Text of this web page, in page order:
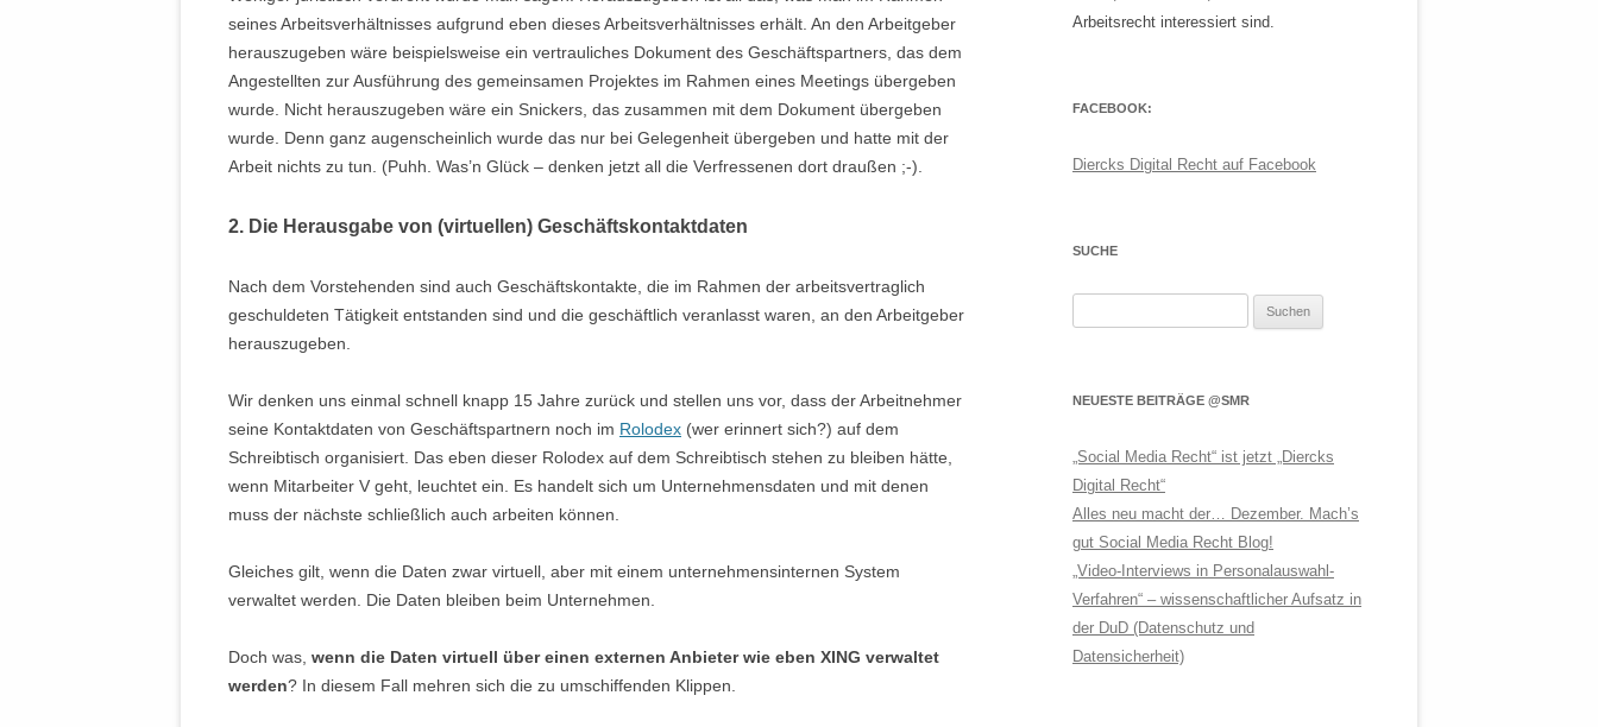
seines Arbeitsverhältnisses aufgrund eben dieses Arbeitsverhältnisses erhält. An den Arbeitgeber
herauszugeben wäre beispielsweise ein vertrauliches Dokument des Geschäftspartners, das dem
Angestellten zur Ausführung des gemeinsamen Projektes im Rahmen eines Meetings übergeben
wurde. Nicht herauszugeben wäre ein Snickers, das zusammen mit dem Dokument übergeben
wurde. Denn ganz augenscheinlich wurde das nur bei Gelegenheit übergeben und hatte mit der
Arbeit nichts zu tun. (Puhh. Was’n Glück – denken jetzt all die Verfressenen dort draußen ;-).
2. Die Herausgabe von (virtuellen) Geschäftskontaktdaten
Nach dem Vorstehenden sind auch Geschäftskontakte, die im Rahmen der arbeitsvertraglich
geschuldeten Tätigkeit entstanden sind und die geschäftlich veranlasst waren, an den Arbeitgeber
herauszugeben.
Wir denken uns einmal schnell knapp 15 Jahre zurück und stellen uns vor, dass der Arbeitnehmer
seine Kontaktdaten von Geschäftspartnern noch im Rolodex (wer erinnert sich?) auf dem
Schreibtisch organisiert. Das eben dieser Rolodex auf dem Schreibtisch stehen zu bleiben hätte,
wenn Mitarbeiter V geht, leuchtet ein. Es handelt sich um Unternehmensdaten und mit denen
muss der nächste schließlich auch arbeiten können.
Gleiches gilt, wenn die Daten zwar virtuell, aber mit einem unternehmensinternen System
verwaltet werden. Die Daten bleiben beim Unternehmen.
Doch was, wenn die Daten virtuell über einen externen Anbieter wie eben XING verwaltet
werden? In diesem Fall mehren sich die zu umschiffenden Klippen.
Arbeitsrecht interessiert sind.
FACEBOOK:
Diercks Digital Recht auf Facebook
SUCHE
NEUESTE BEITRÄGE @SMR
„Social Media Recht“ ist jetzt „Diercks
Digital Recht“
Alles neu macht der… Dezember. Mach’s
gut Social Media Recht Blog!
„Video-Interviews in Personalauswahl-
Verfahren“ – wissenschaftlicher Aufsatz in
der DuD (Datenschutz und
Datensicherheit)